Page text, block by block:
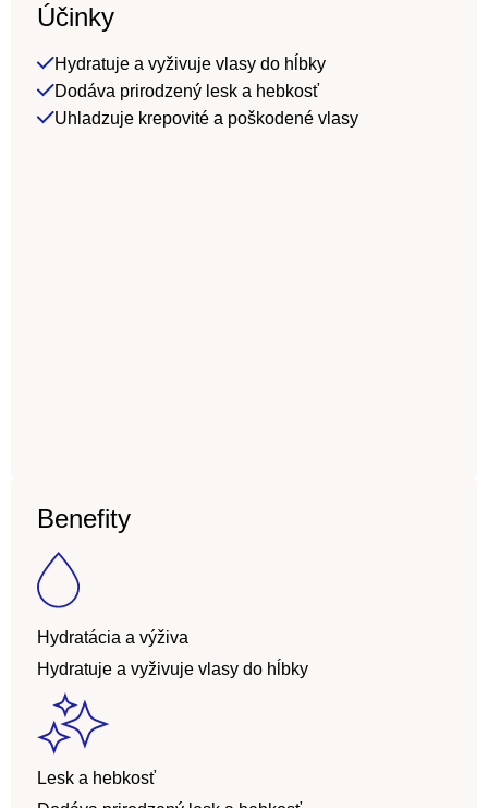
Účinky
Hydratuje a vyživuje vlasy do hĺbky
Dodáva prirodzený lesk a hebkosť
Uhladzuje krepovité a poškodené vlasy
Benefity
Hydratácia a výživa
Hydratuje a vyživuje vlasy do hĺbky
Lesk a hebkosť